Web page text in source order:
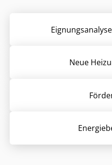
Neue